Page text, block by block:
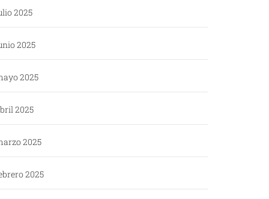
2025
2025
2025
2025
2025
2025